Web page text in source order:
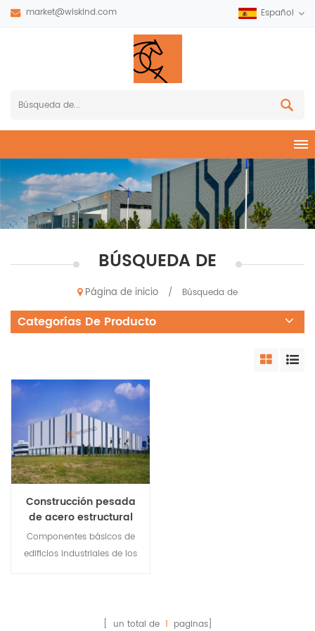
market@wiskind.com Español
BÚSQUEDA DE
Página de inicio / Búsqueda de
Categorías De Producto
Construcción pesada
de acero estructural
para planta
metalúrgica
Componentes básicos de
edificios industriales de los
resistencia y peso ligero. En
[ un total de 1 paginas]